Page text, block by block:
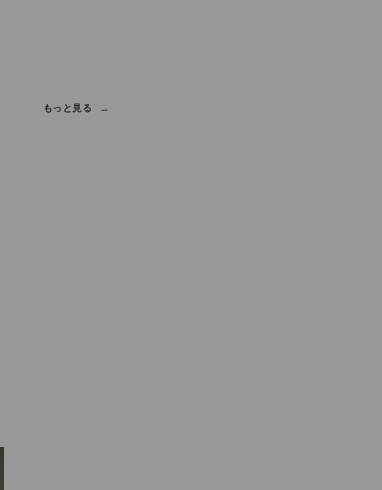
もっと見る